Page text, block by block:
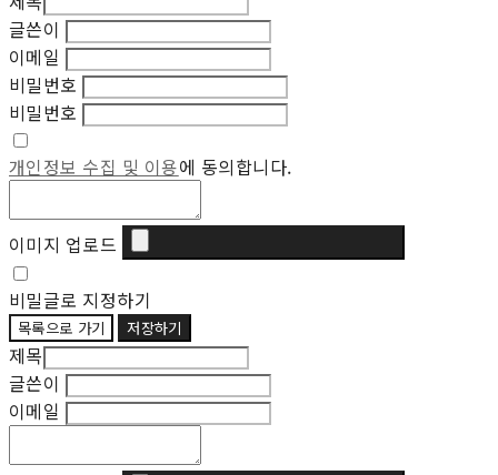
글쓴이
이메일
비밀번호
비밀번호
개인정보 수집 및 이용에 동의합니다.
이미지 업로드
비밀글로 지정하기
목록으로 가기 저장하기
제목
글쓴이
이메일